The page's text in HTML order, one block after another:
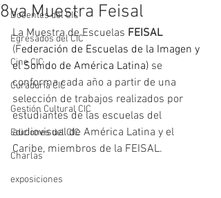
Docentes del CIC
Egresados del CIC
Cine CIC
Curaduría CIC
Gestión Cultural CIC
Ediciones del CIC
Charlas
exposiciones
8va Muestra Feisal
La Muestra de Escuelas FEISAL
(Federación de Escuelas de la Imagen y
el Sonido de América Latina) se
conforma cada año a partir de una
selección de trabajos realizados por
estudiantes de las escuelas del
audiovisual de América Latina y el
Caribe, miembros de la FEISAL.